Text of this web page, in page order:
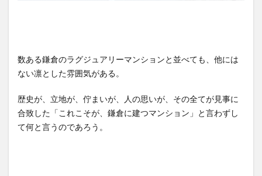
数ある鎌倉のラグジュアリーマンションと並べても、他には
ない凛とした雰囲気がある。
歴史が、立地が、佇まいが、人の思いが、その全てが見事に
合致した「これこそが、鎌倉に建つマンション」と言わずし
て何と言うのであろう。